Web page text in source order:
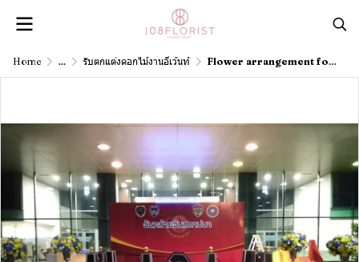
Home ... รับตกแต่งดอกไม้งานอีเว้นท์ Flower arrangement for the founding ceremony